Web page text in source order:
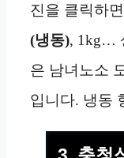
진을 클릭하
(냉동), 1kg…
은 남녀노소
입니다. 냉동